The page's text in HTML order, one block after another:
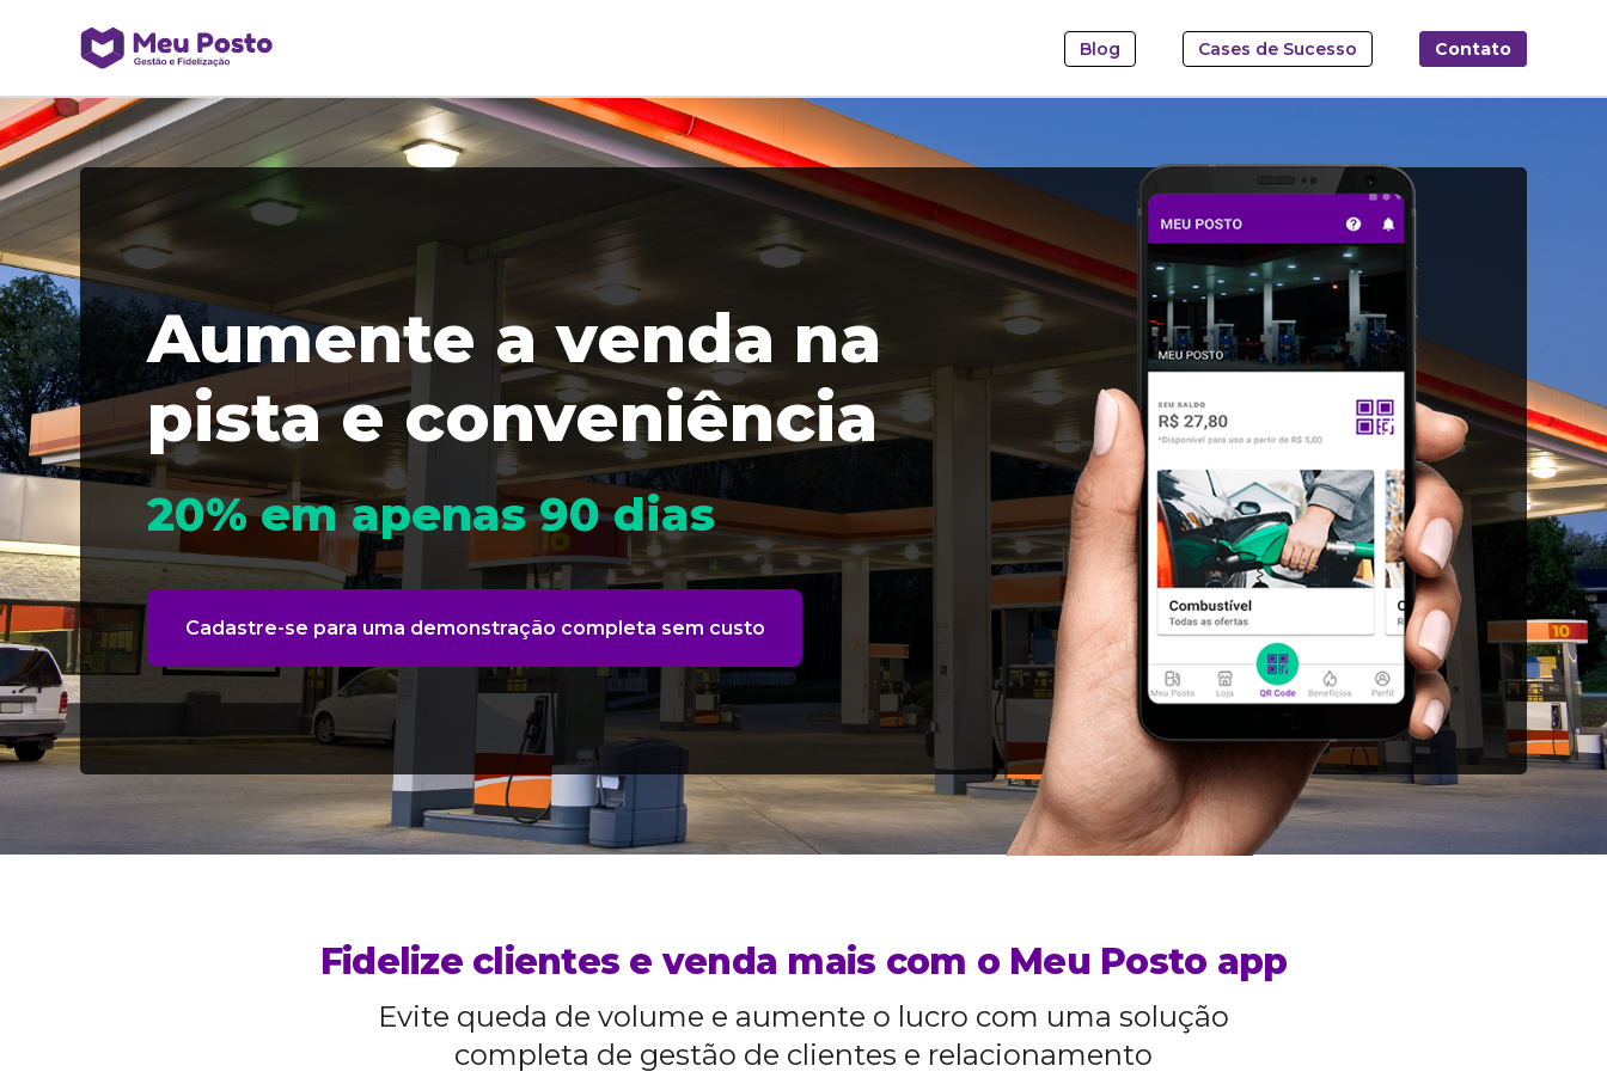
Blog Cases de Sucesso Contato
Cadastre-se para uma demonstração completa sem custo
Aumente a venda na
pista e conveniência
20% em apenas 90 dias
Fidelize clientes e venda mais com o Meu Posto app
Evite queda de volume e aumente o lucro com uma solução
completa de gestão de clientes e relacionamento